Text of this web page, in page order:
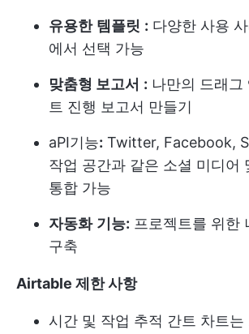
유용한 템플릿 : 다양한 사용
에서 선택 가능
맞춤형 보고서 : 나만의 드래그
트 진행 보고서 만들기
aPI기능: Twitter, Facebook,
작업 공간과 같은 소셜 미디어
통합 가능
자동화 기능: 프로젝트를 위한
구축
Airtable 제한 사항
시간 및 작업 추적 간트 차트는